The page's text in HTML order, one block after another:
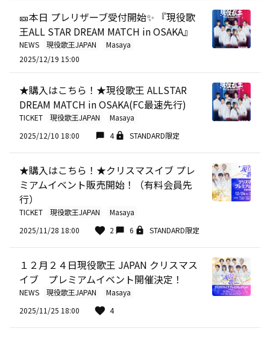
🎫本日 プレリザーブ受付開始✨ 『現役歌
王ALL STAR DREAM MATCH in OSAKA』
NEWS 現役歌王JAPAN
Masaya
2025/12/19 15:00
★購入はこちら！★現役歌王 ALLSTAR
DREAM MATCH in OSAKA(FC最速先行)
TICKET 現役歌王JAPAN
Masaya
2025/12/10 18:00
4 STANDARD限定
★購入はこちら！★クリスマスイブ プレ
ミアムイベント販売開始！（有料会員先
行）
TICKET 現役歌王JAPAN
Masaya
2025/11/28 18:00
2 6 STANDARD限定
１２月２４日現役歌王 JAPAN クリスマス
イブ プレミアムイベント開催決定！
NEWS 現役歌王JAPAN
Masaya
2025/11/25 18:00
4